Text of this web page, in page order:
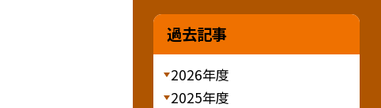
過去記事
2026年度
2025年度